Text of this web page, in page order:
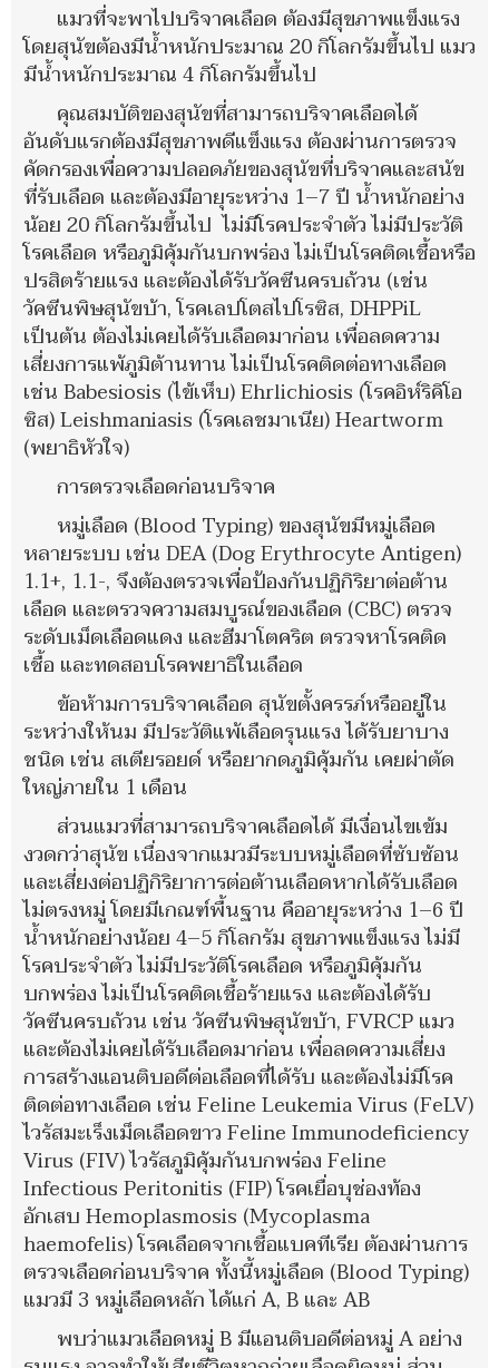
แมวที่จะพาไปบริจาคเลือด ต้องมีสุขภาพแข็งแรง
โดยสุนัขต้องมีน้ำหนักประมาณ 20 กิโลกรัมขึ้นไป แมว
มีน้ำหนักประมาณ 4 กิโลกรัมขึ้นไป
คุณสมบัติของสุนัขที่สามารถบริจาคเลือดได้
อันดับแรกต้องมีสุขภาพดีแข็งแรง ต้องผ่านการตรวจ
คัดกรองเพื่อความปลอดภัยของสุนัขที่บริจาคและสนัข
ที่รับเลือด และต้องมีอายุระหว่าง 1–7 ปี น้ำหนักอย่าง
น้อย 20 กิโลกรัมขึ้นไป ไม่มีโรคประจำตัว ไม่มีประวัติ
โรคเลือด หรือภูมิคุ้มกันบกพร่อง ไม่เป็นโรคติดเชื้อหรือ
ปรสิตร้ายแรง และต้องได้รับวัคซีนครบถ้วน (เช่น
วัคซีนพิษสุนัขบ้า, โรคเลปโตสไปโรซิส, DHPPiL
เป็นต้น ต้องไม่เคยได้รับเลือดมาก่อน เพื่อลดความ
เสี่ยงการแพ้ภูมิต้านทาน ไม่เป็นโรคติดต่อทางเลือด
เช่น Babesiosis (ไข้เห็บ) Ehrlichiosis (โรคอิห์ริคิโอ
ซิส) Leishmaniasis (โรคเลชมาเนีย) Heartworm
(พยาธิหัวใจ)
การตรวจเลือดก่อนบริจาค
หมู่เลือด (Blood Typing) ของสุนัขมีหมู่เลือด
หลายระบบ เช่น DEA (Dog Erythrocyte Antigen)
1.1+, 1.1-, จึงต้องตรวจเพื่อป้องกันปฏิกิริยาต่อต้าน
เลือด และตรวจความสมบูรณ์ของเลือด (CBC) ตรวจ
ระดับเม็ดเลือดแดง และฮีมาโตคริต ตรวจหาโรคติด
เชื้อ และทดสอบโรคพยาธิในเลือด
ข้อห้ามการบริจาคเลือด สุนัขตั้งครรภ์หรืออยู่ใน
ระหว่างให้นม มีประวัติแพ้เลือดรุนแรง ได้รับยาบาง
ชนิด เช่น สเตียรอยด์ หรือยากดภูมิคุ้มกัน เคยผ่าตัด
ใหญ่ภายใน 1 เดือน
ส่วนแมวที่สามารถบริจาคเลือดได้ มีเงื่อนไขเข้ม
งวดกว่าสุนัข เนื่องจากแมวมีระบบหมู่เลือดที่ซับซ้อน
และเสี่ยงต่อปฏิกิริยาการต่อต้านเลือดหากได้รับเลือด
ไม่ตรงหมู่ โดยมีเกณฑ์พื้นฐาน คืออายุระหว่าง 1–6 ปี
น้ำหนักอย่างน้อย 4–5 กิโลกรัม สุขภาพแข็งแรง ไม่มี
โรคประจำตัว ไม่มีประวัติโรคเลือด หรือภูมิคุ้มกัน
บกพร่อง ไม่เป็นโรคติดเชื้อร้ายแรง และต้องได้รับ
วัคซีนครบถ้วน เช่น วัคซีนพิษสุนัขบ้า, FVRCP แมว
และต้องไม่เคยได้รับเลือดมาก่อน เพื่อลดความเสี่ยง
การสร้างแอนติบอดีต่อเลือดที่ได้รับ และต้องไม่มีโรค
ติดต่อทางเลือด เช่น Feline Leukemia Virus (FeLV)
ไวรัสมะเร็งเม็ดเลือดขาว Feline Immunodeficiency
Virus (FIV) ไวรัสภูมิคุ้มกันบกพร่อง Feline
Infectious Peritonitis (FIP) โรคเยื่อบุช่องท้อง
อักเสบ Hemoplasmosis (Mycoplasma
haemofelis) โรคเลือดจากเชื้อแบคทีเรีย ต้องผ่านการ
ตรวจเลือดก่อนบริจาค ทั้งนี้หมู่เลือด (Blood Typing)
แมวมี 3 หมู่เลือดหลัก ได้แก่ A, B และ AB
พบว่าแมวเลือดหมู่ B มีแอนติบอดีต่อหมู่ A อย่าง